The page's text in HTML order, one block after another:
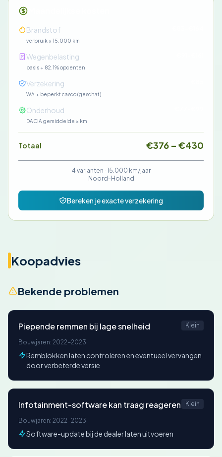
Brandstof
verbruik × 15.000 km
Wegenbelasting
basis + 82.1% opcenten
Verzekering
WA + beperkt casco (geschat)
Onderhoud
DACIA gemiddelde × km
Totaal €376 – €430
4 varianten · 15.000 km/jaar
Noord-Holland
Bereken je exacte verzekering
Koopadvies
Bekende problemen
Piepende remmen bij lage snelheid Klein
Bouwjaren: 2022-2023
Remblokken laten controleren en eventueel vervangen
door verbeterde versie
Infotainment-software kan traag reageren Klein
Bouwjaren: 2022-2023
Software-update bij de dealer laten uitvoeren